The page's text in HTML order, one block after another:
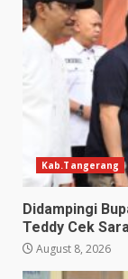
Kab.Tangerang
Didampingi
Teddy Cek
August 8, 2026